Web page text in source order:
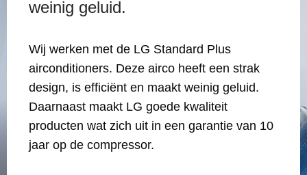
weinig geluid.
Wij werken met de LG Standard Plus
airconditioners. Deze airco heeft een strak
design, is efficiënt en maakt weinig geluid.
Daarnaast maakt LG goede kwaliteit
producten wat zich uit in een garantie van 10
jaar op de compressor.